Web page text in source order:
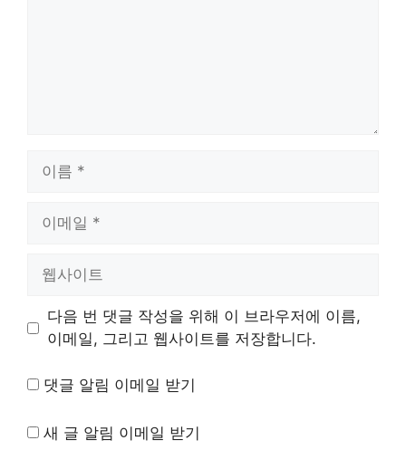
트
다음 번 댓글 작성을 위해 이 브라우저에 이름,
이메일, 그리고 웹사이트를 저장합니다.
댓글 알림 이메일 받기
새 글 알림 이메일 받기